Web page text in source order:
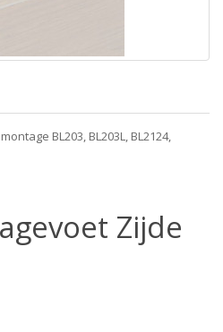
BL203, BL203L, BL2124,
Zijde